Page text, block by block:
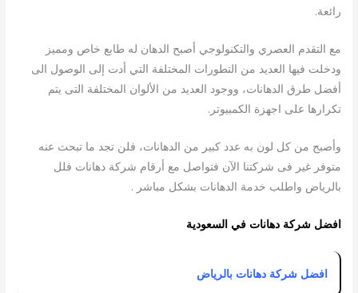
رائعة.
مع التقدم العصري والتكنولوجي أصبح الدهان له طابع خاص ومميز
ودخلت فيها العديد من التطورات المختلفة التي أدت إلى الوصول الى
أفضل طرق الدهانات، ووجود العديد من الألوان المختلفة التى يتم
تكرارها على اجهزة الكمبيوتر.
وأصبح من كل لون به عدد كبير من الدهانات، فلن تجد ما تبحث عنه
متوفر غير فى شركتنا الآن فتواصل مع أرقام شركة دهانات فلل
بالرياض واطلب خدمة الدهانات بشكل مباشر .
افضل شركة دهانات في السعودية
افضل شركة دهانات بالرياض